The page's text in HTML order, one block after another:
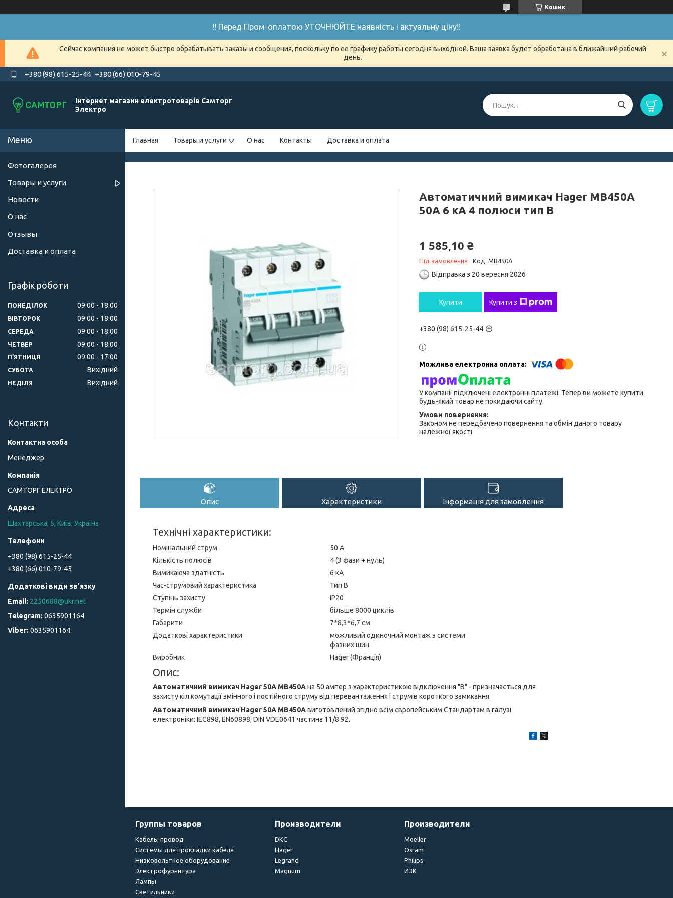
Кошик
!! Перед Пром-оплатою УТОЧНЮЙТЕ наявність і актуальну ціну!!
Сейчас компания не может быстро обрабатывать заказы и сообщения, поскольку по ее графику работы сегодня выходной. Ваша заявка будет обработана в ближайший рабочий
день.
+380 (98) 615-25-44 +380 (66) 010-79-45
Інтернет магазин електротоварів Самторг
Электро
Главная Товары и услуги О нас Контакты Доставка и оплата
Автоматичний вимикач Hager MB450A
50A 6 кА 4 полюси тип B
1 585,10 ₴
Під замовлення Код: MB450A
Відправка з 20 вересня 2026
Купити Купити з
+380 (98) 615-25-44
У компанії підключені електронні платежі. Тепер ви можете купити
будь-який товар не покидаючи сайту.
Законом не передбачено повернення та обмін даного товару
належної якості
Опис Характеристики Інформація для замовлення
Технічні характеристики:
Номінальний струм
50 A
Кількість полюсів
4 (3 фази + нуль)
Вимикаюча здатність
6 кА
Час-струмовий характеристика
Тип B
Ступінь захисту
IP20
Термін служби
більше 8000 циклів
Габарити
7*8,3*6,7 см
Додаткові характеристики
можливий одиночний монтаж з системи
фазних шин
Виробник
Hager (Франція)
Опис:
Автоматичний вимикач Hager 50А MB450Aна 50 ампер з характеристикою відключення "B" - призначається для
захисту кіл комутації змінного і постійного струму від перевантаження і струмів короткого замикання.
Автоматичний вимикач Hager 50А MB450Aвиготовлений згідно всім європейським Стандартам в галузі
електроніки: IEC898, EN60898, DIN VDE0641 частина 11/8.92.
Фотогалерея
Товары и услуги
Новости
О нас
Отзывы
Доставка и оплата
Графік роботи
ПОНЕДІЛОК 09:00 18:00
ВІВТОРОК 09:00 18:00
СЕРЕДА 09:00 18:00
ЧЕТВЕР 09:00 18:00
ПʼЯТНИЦЯ 09:00 17:00
СУБОТА Вихідний
НЕДІЛЯ Вихідний
Контакти
Менеджер
САМТОРГ ЕЛЕКТРО
Шахтарська, 5, Київ, Україна
+380 (98) 615-25-44
+380 (66) 010-79-45
2250688@ukr.net
0635901164
0635901164
Группы товаров
Кабель, провод
Системы для прокладки кабеля
Низковольтное оборудование
Электрофурнитура
Лампы
Светильники
Производители
DKC
Hager
Legrand
Magnum
Производители
Moeller
Osram
Philips
ИЭК